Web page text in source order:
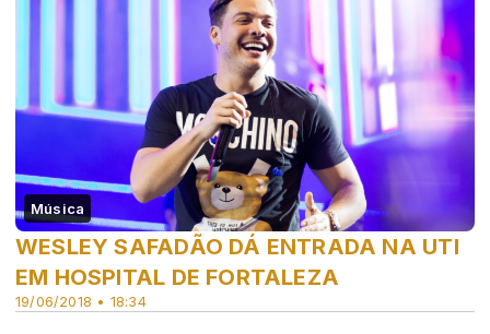
Música
19/06/2018 • 18:34
WESLEY SAFADÃO DÁ ENTRADA NA UTI
EM HOSPITAL DE FORTALEZA